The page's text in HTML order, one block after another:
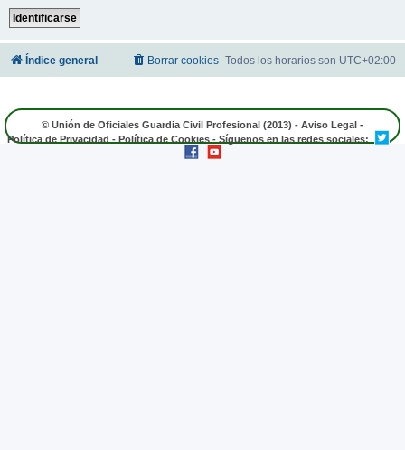
Índice general Todos los horarios son UTC+02:00
Borrar cookies
© Unión de Oficiales Guardia Civil Profesional (2013) - Aviso Legal -
Política de Privacidad - Política de Cookies - Síguenos en las redes sociales: